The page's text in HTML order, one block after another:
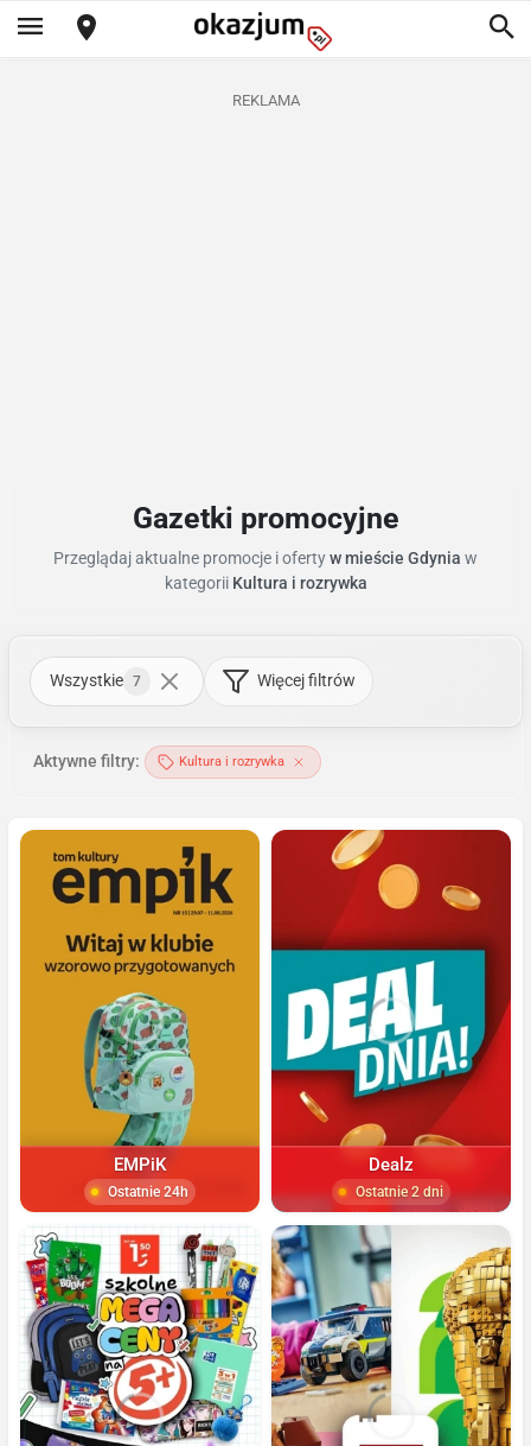
REKLAMA
Gazetki promocyjne
Przeglądaj aktualne promocje i ofertyw mieście Gdynia w
kategoriiKultura i rozrywka
Wszystkie 7 Więcej filtrów
Aktywne filtry: Kultura i rozrywka
EMPiK
Ostatnie 24h
Dealz
Ostatnie 2 dni